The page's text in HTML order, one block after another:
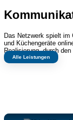
Das Netzwerk spielt im
und Küchengeräte
Realisierung, durch
Alle Leistungen